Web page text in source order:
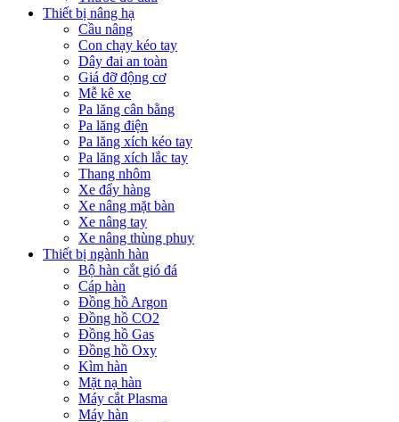
Thiết bị nâng hạ
Cầu nâng
Con chạy kéo tay
Dây đai an toàn
Giá đỡ động cơ
Mễ kê xe
Pa lăng cân bằng
Pa lăng điện
Pa lăng xích kéo tay
Pa lăng xích lắc tay
Thang nhôm
Xe đẩy hàng
Xe nâng mặt bàn
Xe nâng tay
Xe nâng thùng phuy
Thiết bị ngành hàn
Bộ hàn cắt gió đá
Cáp hàn
Đồng hồ Argon
Đồng hồ CO2
Đồng hồ Gas
Đồng hồ Oxy
Kìm hàn
Mặt nạ hàn
Máy cắt Plasma
Máy hàn